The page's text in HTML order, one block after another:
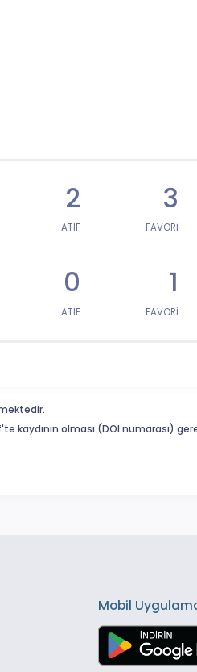
2
ATIF
3
FAVORİ
0
ATIF
1
FAVORİ
kaydının olması (DOI numarası)
Mobil